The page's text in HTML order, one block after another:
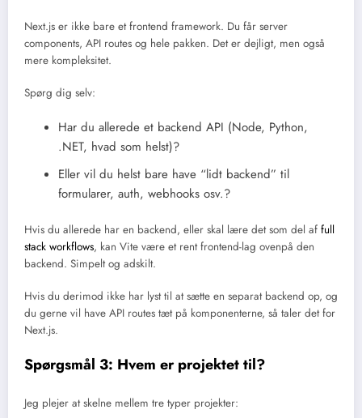
Next.js er ikke bare et frontend framework. Du får server
components, API routes og hele pakken. Det er dejligt, men også
mere kompleksitet.
Spørg dig selv:
Har du allerede et backend API (Node, Python,
.NET, hvad som helst)?
Eller vil du helst bare have “lidt backend” til
formularer, auth, webhooks osv.?
Hvis du allerede har en backend, eller skal lære det som del af full
stack workflows, kan Vite være et rent frontend-lag ovenpå den
backend. Simpelt og adskilt.
Hvis du derimod ikke har lyst til at sætte en separat backend op, og
du gerne vil have API routes tæt på komponenterne, så taler det for
Next.js.
Spørgsmål 3: Hvem er projektet til?
Jeg plejer at skelne mellem tre typer projekter: